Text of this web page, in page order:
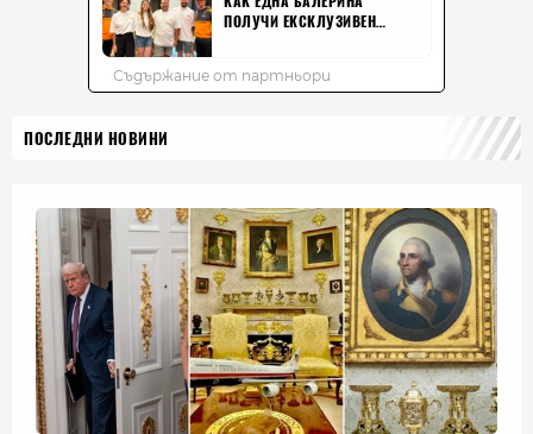
ПОСЛЕДНИ НОВИНИ